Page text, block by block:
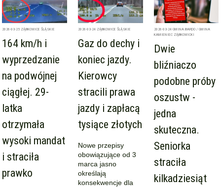
2026-03-25 ZĄBKOWICE ŚLĄSKIE
164 km/h i
wyprzedzanie
na podwójnej
ciągłej. 29-
latka
otrzymała
wysoki mandat
i straciła
prawko
2026-03-24 ZĄBKOWICE ŚLĄSKIE
Gaz do dechy i
koniec jazdy.
Kierowcy
stracili prawa
jazdy i zapłacą
tysiące złotych
Nowe przepisy
obowiązujące od 3
marca jasno
określają
konsekwencje dla
2026-03-24 GMINA BARDO / GMINA
KAMIENIEC ZĄBKOWICKI
Dwie
bliźniaczo
podobne próby
oszustw -
jedna
skuteczna.
Seniorka
straciła
kilkadziesiąt